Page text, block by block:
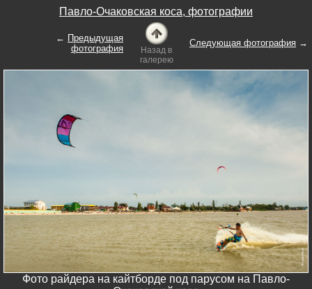
Павло-Очаковская коса, фотографии
← Предыдущая
фотография
Назад в
галерею
Следующая фотография →
Фото райдера на кайтборде под парусом на Павло-